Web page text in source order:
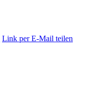
Link per E-Mail teilen